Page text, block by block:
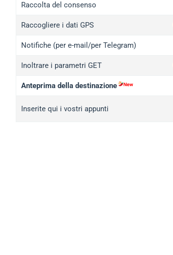
Raccolta del consenso
Raccogliere i dati GPS
Notifiche (per e-mail/per Telegram)
Inoltrare i parametri GET
Anteprima della destinazione
Inserite qui i vostri appunti